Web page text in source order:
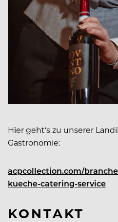
Hier geht‘s zu unserer
Gastronomie:
acpcollection.com/
kueche-catering-service
KONTAKT